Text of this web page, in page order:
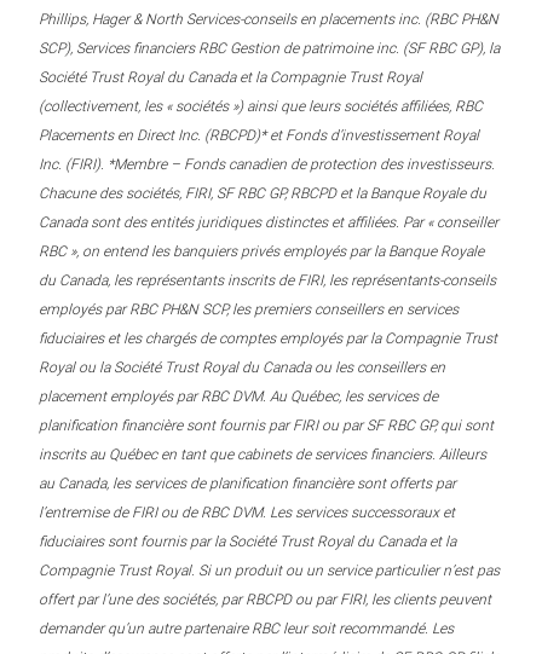
Phillips, Hager & North Services-conseils en placements inc. (RBC PH&N
SCP), Services financiers RBC Gestion de patrimoine inc. (SF RBC GP), la
Société Trust Royal du Canada et la Compagnie Trust Royal
(collectivement, les « sociétés ») ainsi que leurs sociétés affiliées, RBC
Placements en Direct Inc. (RBCPD)* et Fonds d’investissement Royal
Inc. (FIRI). *Membre – Fonds canadien de protection des investisseurs.
Chacune des sociétés, FIRI, SF RBC GP, RBCPD et la Banque Royale du
Canada sont des entités juridiques distinctes et affiliées. Par « conseiller
RBC », on entend les banquiers privés employés par la Banque Royale
du Canada, les représentants inscrits de FIRI, les représentants-conseils
employés par RBC PH&N SCP, les premiers conseillers en services
fiduciaires et les chargés de comptes employés par la Compagnie Trust
Royal ou la Société Trust Royal du Canada ou les conseillers en
placement employés par RBC DVM. Au Québec, les services de
planification financière sont fournis par FIRI ou par SF RBC GP, qui sont
inscrits au Québec en tant que cabinets de services financiers. Ailleurs
au Canada, les services de planification financière sont offerts par
l’entremise de FIRI ou de RBC DVM. Les services successoraux et
fiduciaires sont fournis par la Société Trust Royal du Canada et la
Compagnie Trust Royal. Si un produit ou un service particulier n’est pas
offert par l’une des sociétés, par RBCPD ou par FIRI, les clients peuvent
demander qu’un autre partenaire RBC leur soit recommandé. Les